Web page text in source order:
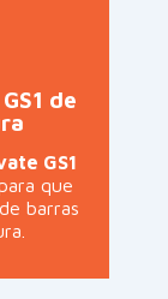
de
GS1
que
barras